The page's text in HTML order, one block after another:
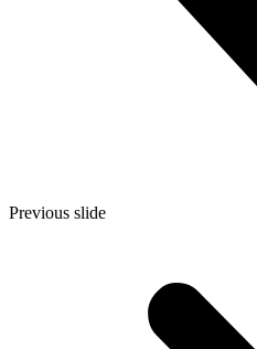
Previous slide